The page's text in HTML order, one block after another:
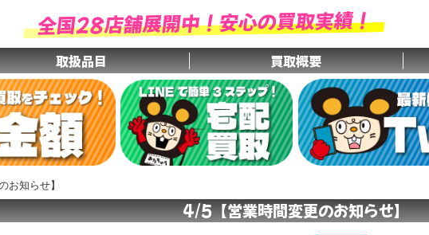
全国28店舗展開中！安心の買取実績！
取扱品目 買取概要
お知らせ】
4/5【営業時間変更のお知らせ】